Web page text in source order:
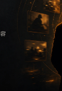
移动端搜索和
，再补充专
标题、